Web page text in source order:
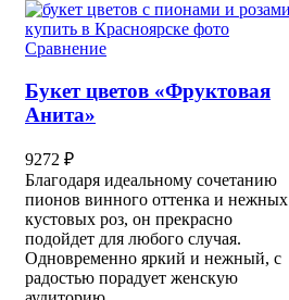
Сравнение
Букет цветов «Фруктовая
Анита»
9272 ₽
Благодаря идеальному сочетанию
пионов винного оттенка и нежных
кустовых роз, он прекрасно
подойдет для любого случая.
Одновременно яркий и нежный, с
радостью порадует женскую